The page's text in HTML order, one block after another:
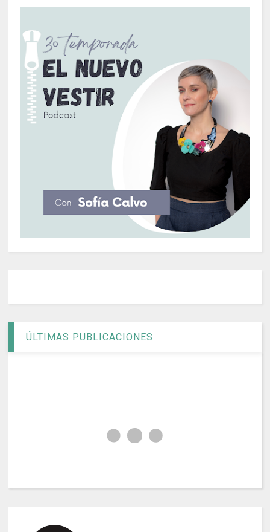
ÚLTIMAS PUBLICACIONES